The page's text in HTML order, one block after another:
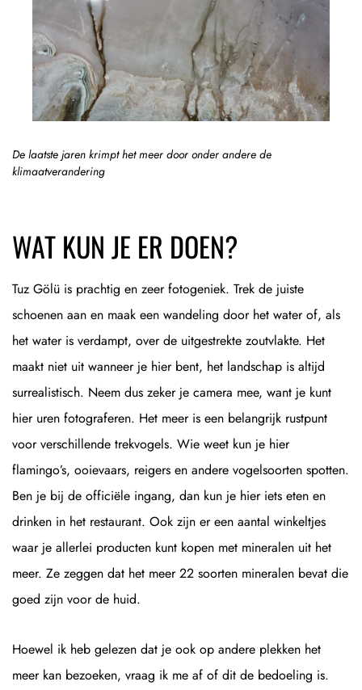
De laatste jaren krimpt het meer door onder andere de
klimaatverandering
WAT KUN JE ER DOEN?
Tuz Gölü is prachtig en zeer fotogeniek. Trek de juiste
schoenen aan en maak een wandeling door het water of, als
het water is verdampt, over de uitgestrekte zoutvlakte. Het
maakt niet uit wanneer je hier bent, het landschap is altijd
surrealistisch. Neem dus zeker je camera mee, want je kunt
hier uren fotograferen. Het meer is een belangrijk rustpunt
voor verschillende trekvogels. Wie weet kun je hier
flamingo’s, ooievaars, reigers en andere vogelsoorten spotten.
Ben je bij de officiële ingang, dan kun je hier iets eten en
drinken in het restaurant. Ook zijn er een aantal winkeltjes
waar je allerlei producten kunt kopen met mineralen uit het
meer. Ze zeggen dat het meer 22 soorten mineralen bevat die
goed zijn voor de huid.
Hoewel ik heb gelezen dat je ook op andere plekken het
meer kan bezoeken, vraag ik me af of dit de bedoeling is.